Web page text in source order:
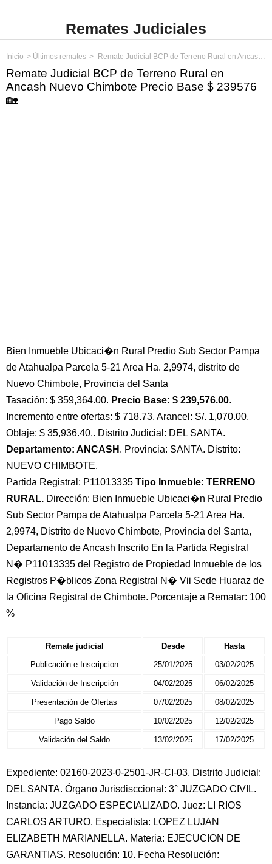
Remates Judiciales
Inicio Últimos remates Remate Judicial BCP de Terreno Rural en Ancash Nuevo Chimbote Precio Base $ 239576
Remate Judicial BCP de Terreno Rural en
Ancash Nuevo Chimbote Precio Base $ 239576
🏡
Bien Inmueble Ubicaci�n Rural Predio Sub Sector Pampa
de Atahualpa Parcela 5-21 Area Ha. 2,9974, distrito de
Nuevo Chimbote, Provincia del Santa
Tasación: $ 359,364.00. Precio Base: $ 239,576.00.
Incremento entre ofertas: $ 718.73. Arancel: S/. 1,070.00.
Oblaje: $ 35,936.40.. Distrito Judicial: DEL SANTA.
Departamento: ANCASH . Provincia: SANTA. Distrito:
NUEVO CHIMBOTE.
Partida Registral: P11013335 Tipo Inmueble: TERRENO
RURAL. Dirección: Bien Inmueble Ubicaci�n Rural Predio
Sub Sector Pampa de Atahualpa Parcela 5-21 Area Ha.
2,9974, Distrito de Nuevo Chimbote, Provincia del Santa,
Departamento de Ancash Inscrito En la Partida Registral
N� P11013335 del Registro de Propiedad Inmueble de los
Registros P�blicos Zona Registral N� Vii Sede Huaraz de
la Oficina Registral de Chimbote. Porcentaje a Rematar: 100
%
Remate judicial Desde
Hasta
Publicación e Inscripcion
25/01/2025 03/02/2025
Validación de Inscripción 04/02/2025 06/02/2025
Presentación de Ofertas 07/02/2025 08/02/2025
Pago Saldo 10/02/2025 12/02/2025
Validación del Saldo 13/02/2025 17/02/2025
Expediente: 02160-2023-0-2501-JR-CI-03. Distrito Judicial:
DEL SANTA. Órgano Jurisdisccional: 3° JUZGADO CIVIL.
Instancia: JUZGADO ESPECIALIZADO. Juez: LI RIOS
CARLOS ARTURO. Especialista: LOPEZ LUJAN
ELIZABETH MARIANELLA. Materia: EJECUCION DE
GARANTIAS. Resolución: 10. Fecha Resolución: